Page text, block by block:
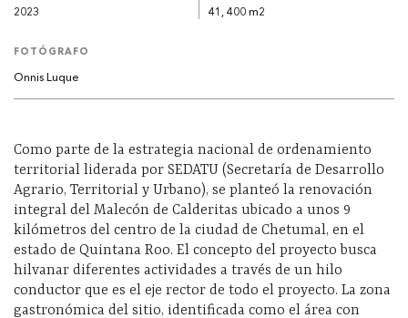
2023 41, 400 m2
FOTÓGRAFO
Onnis Luque
Como parte de la estrategia nacional de ordenamiento
territorial liderada por SEDATU (Secretaría de Desarrollo
Agrario, Territorial y Urbano), se planteó la renovación
integral del Malecón de Calderitas ubicado a unos 9
kilómetros del centro de la ciudad de Chetumal, en el
estado de Quintana Roo. El concepto del proyecto busca
hilvanar diferentes actividades a través de un hilo
conductor que es el eje rector de todo el proyecto. La zona
gastronómica del sitio, identificada como el área con